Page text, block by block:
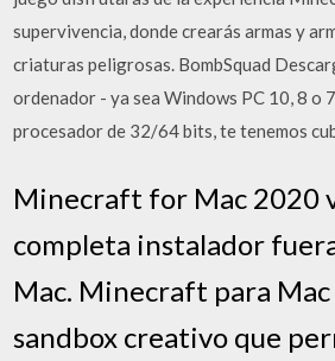
supervivencia, donde crearás armas y
criaturas peligrosas. BombSquad
ordenador - ya sea Windows PC 10, 8 o
procesador de 32/64 bits, te tenemos
Minecraft for Mac 2020
completa instalador
Mac. Minecraft para Mac
sandbox creativo que